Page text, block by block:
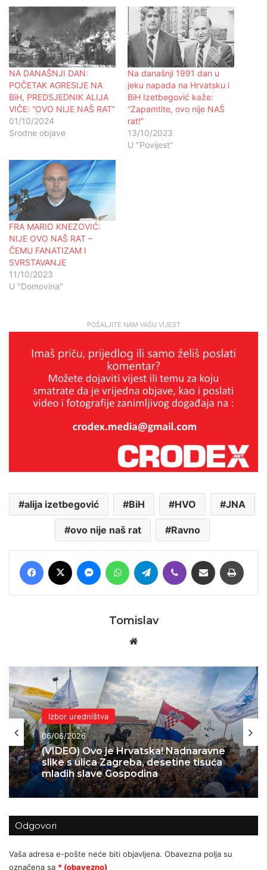
NA DANAŠNJI DAN:
POČETAK AGRESIJE NA
BiH, PREDSJEDNIK ALIJA
VIČE: “OVO NIJE NAŠ RAT”
01/10/2024
Srodne objave
Na današnji 1991 dan u
jeku napada na Hrvatsku i
BiH Izetbegović kaže:
“Zapamtite, ovo nije NAŠ
rat!”
13/10/2023
U "Povijest"
FRA MARIO KNEZOVIĆ:
NIJE OVO NAŠ RAT –
ČEMU FANATIZAM I
SVRSTAVANJE
11/10/2023
U "Domovina"
POŠALJITE NAM VAŠU VIJEST
alija izetbegović BiH HVO JNA
ovo nije naš rat Ravno
Facebook MessengerWhatsAppTelegram Viber Podijeli putem E-maila
Tomislav
Izbor uredništva
06/06/2026
(VIDEO) Ovo je Hrvatska! Nadnaravne
slike s ulica Zagreba, desetine tisuća
mladih slave Gospodina
Odgovori
Vaša adresa e-pošte neće biti objavljena. Obavezna polja su
označena sa * (obavezno)